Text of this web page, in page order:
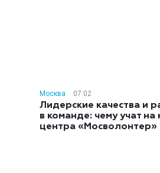
Москва 07:02
Лидерские качества и
в команде: чему учат на
центра «Мосволонтер»